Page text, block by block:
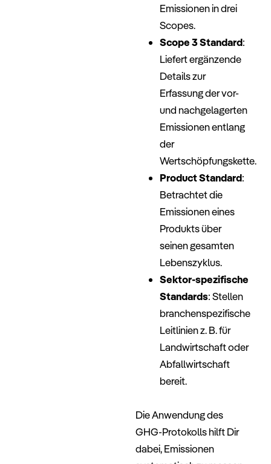
Emissionen in drei
Scopes.
Scope 3 Standard:
Liefert ergänzende
Details zur
Erfassung der vor-
und nachgelagerten
Emissionen entlang
der
Wertschöpfungskette.
Product Standard:
Betrachtet die
Emissionen eines
Produkts über
seinen gesamten
Lebenszyklus.
Sektor-spezifische
Standards: Stellen
branchenspezifische
Leitlinien z. B. für
Landwirtschaft oder
Abfallwirtschaft
bereit.
Die Anwendung des
GHG-Protokolls hilft Dir
dabei, Emissionen